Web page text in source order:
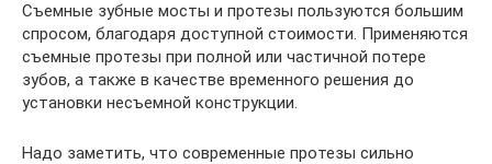
Съемные зубные мосты и протезы пользуются большим
спросом, благодаря доступной стоимости. Применяются
съемные протезы при полной или частичной потере
зубов, а также в качестве временного решения до
установки несъемной конструкции.
Надо заметить, что современные протезы сильно